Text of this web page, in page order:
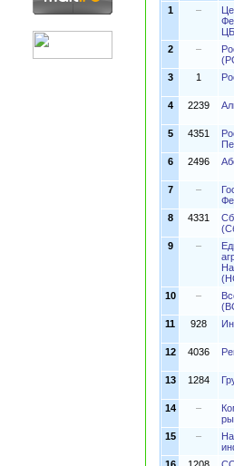
1 –
2
–
3
1
4 2239
5 4351
6
2496
7 –
8
4331
9
–
10
–
11
928
12 4036
13 1284
14 –
15
–